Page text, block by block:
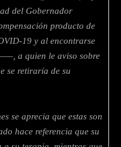
del Gobernador
producto de
19 y al encontrarse
a quien le aviso sobre
se retiraría de su
se aprecia que estas son
hace referencia que su